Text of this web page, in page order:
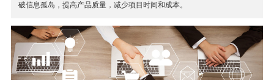
破信息孤岛，提高产品质量，减少项目时间和成本。